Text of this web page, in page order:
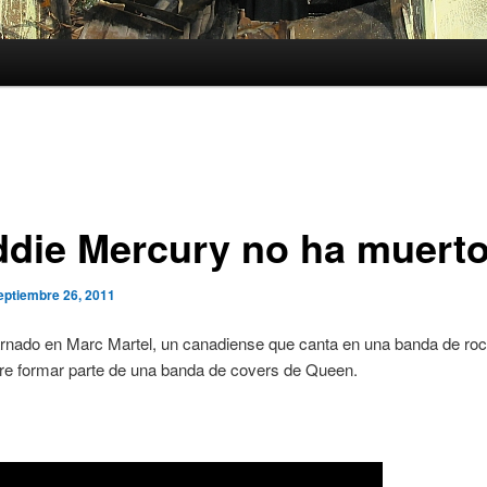
Mercury no ha
26, 2011
en Marc Martel, un canadiense que canta en una banda de
formar parte de una banda de covers de Queen.